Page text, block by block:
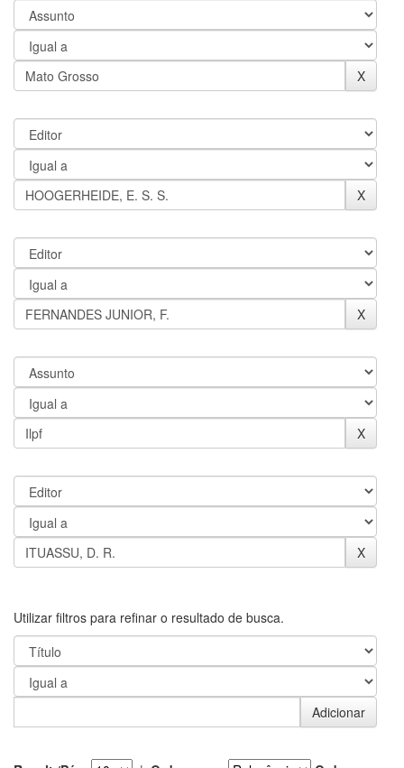
Utilizar filtros para refinar o resultado de busca.